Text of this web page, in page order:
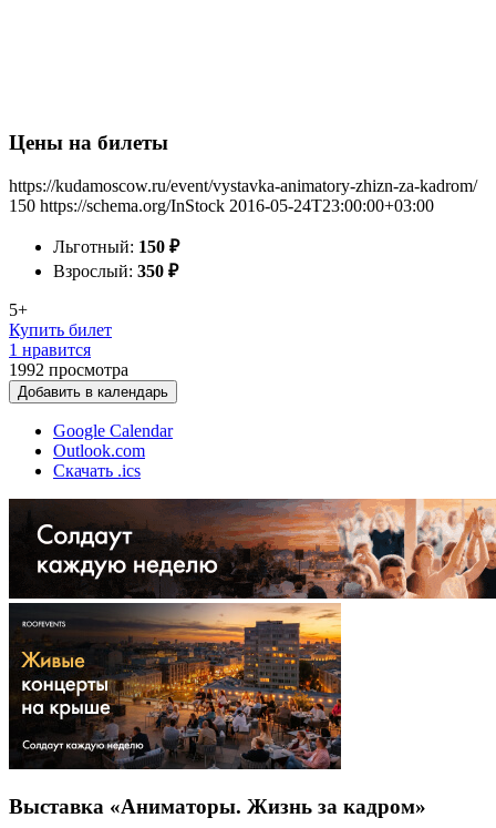
Цены на билеты
https://kudamoscow.ru/event/vystavka-animatory-zhizn-za-kadrom/
150 https://schema.org/InStock 2016-05-24T23:00:00+03:00
Льготный: 150 ₽
Взрослый: 350 ₽
5+
Купить билет
1 нравится
1992 просмотра
Добавить в календарь
Google Calendar
Outlook.com
Скачать .ics
Выставка «Аниматоры. Жизнь за кадром»